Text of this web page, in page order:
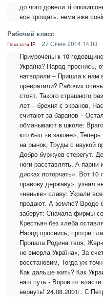
до чого довели ті
все трощать. нема вже
Рабочий класс
Показати IP 27 Січня 2014 14:03
Приурочены к 10
Україна? Народ проснись,
натворили – Пришла к нам
превратили? Рабочих
стоят. Такого страшного
лет – брехня с экранов,
считают за баранов –
обманывают в школе:
кто был «в законе»,
на рынок, Труды с наукой
Добро буржуев стерегут.
ноги расставлять, А
дисках поторчать». Вот 10
правову державу». узнал
«неньке» славу: Украли
продают. А землю? Вроде
заберут: Сначала фирмы
Крестьян без хлеба
Народ проснись, протри
Пропала Родина твоя,
не вмерла Україна», За
восстановим, Тогда уж
Как дальше жить? Как
наш путь - Воров от
вернуть! 24.08.2001г. С